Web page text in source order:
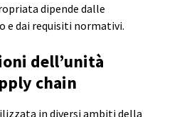
dipende dalle
dai requisiti normativi.
dell’unità
chain
in diversi ambiti della